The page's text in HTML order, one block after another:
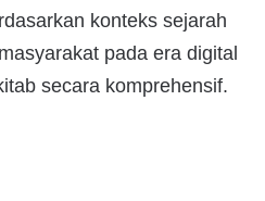
konteks sejarah
pada era digital
secara komprehensif.